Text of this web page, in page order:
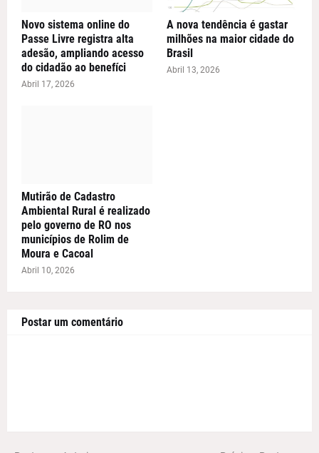
Novo sistema online do
Passe Livre registra alta
adesão, ampliando acesso
do cidadão ao benefíci
Abril 17, 2026
A nova tendência é gastar
milhões na maior cidade do
Brasil
Abril 13, 2026
Mutirão de Cadastro
Ambiental Rural é realizado
pelo governo de RO nos
municípios de Rolim de
Moura e Cacoal
Abril 10, 2026
Postar um comentário